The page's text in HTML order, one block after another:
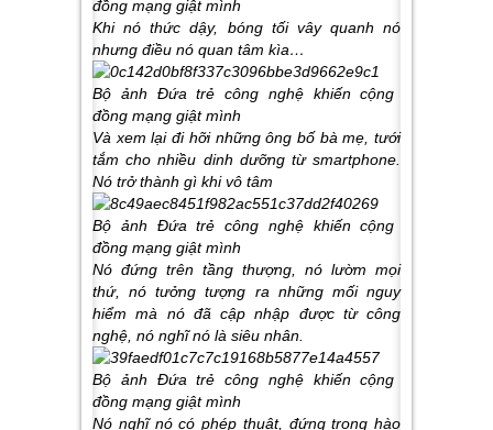
Khi nó thức dậy, bóng tối vây quanh nó
nhưng điều nó quan tâm kìa…
Và xem lại đi hỡi những ông bố bà mẹ, tưới
tắm cho nhiều dinh dưỡng từ smartphone.
Nó trở thành gì khi vô tâm
Nó đứng trên tầng thượng, nó lườm mọi
thứ, nó tưởng tượng ra những mối nguy
hiểm mà nó đã cập nhập được từ công
nghệ, nó nghĩ nó là siêu nhân.
Nó nghĩ nó có phép thuật, đứng trong hào